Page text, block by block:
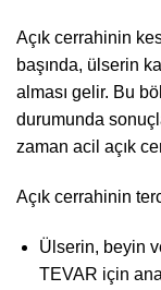
Açık cerrahinin
başında, ülserin
alması gelir. Bu
durumunda
zaman acil açık
Açık cerrahinin
Ülserin, beyin
TEVAR için